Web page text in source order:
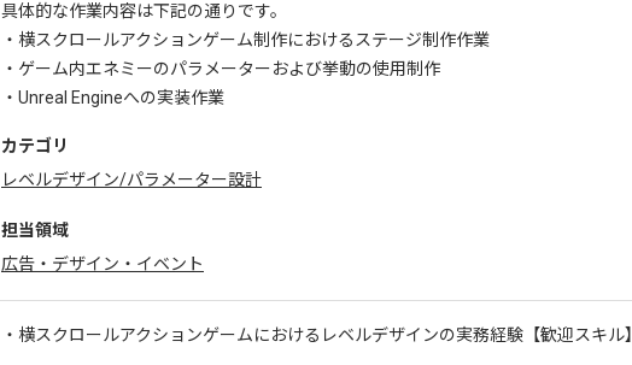
具体的な作業内容は下記の通りです。
・横スクロールアクションゲーム制作におけるステージ制作作業
・ゲーム内エネミーのパラメーターおよび挙動の使用制作
・Unreal Engineへの実装作業
カテゴリ
レベルデザイン/パラメーター設計
担当領域
広告・デザイン・イベント
・横スクロールアクションゲームにおけるレベルデザインの実務経験 【歓迎スキ